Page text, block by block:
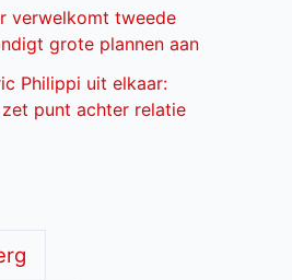
verwelkomt tweede
grote plannen aan
Philippi uit elkaar:
punt achter relatie